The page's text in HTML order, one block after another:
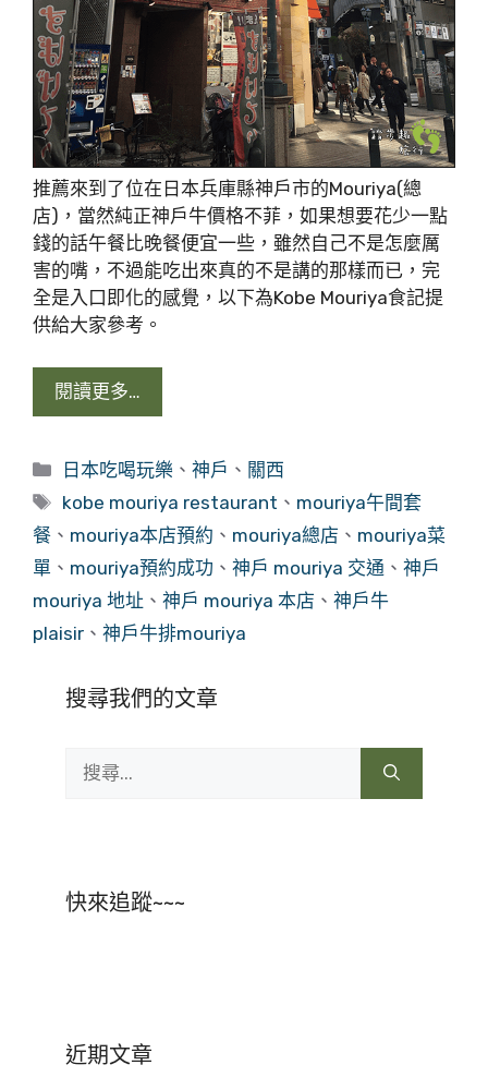
推薦來到了位在日本兵庫縣神戶市的Mouriya(總
店)，當然純正神戶牛價格不菲，如果想要花少一點
錢的話午餐比晚餐便宜一些，雖然自己不是怎麼厲
害的嘴，不過能吃出來真的不是講的那樣而已，完
全是入口即化的感覺，以下為Kobe Mouriya食記提
供給大家參考。
閱讀更多…
分
類
日本吃喝玩樂 、神戶 、 關西
標
kobe mouriya restaurant 、 mouriya午間套
餐 、 mouriya本店預約 、 mouriya總店 、 mouriya菜
單 、 mouriya預約成功 、 神戶 mouriya 交通 、 神戶
mouriya 地址 、 神戶 mouriya 本店 、 神戶牛
plaisir 、 神戶牛排mouriya
搜尋我們的文章
尋:
快來追蹤~~~
近期文章